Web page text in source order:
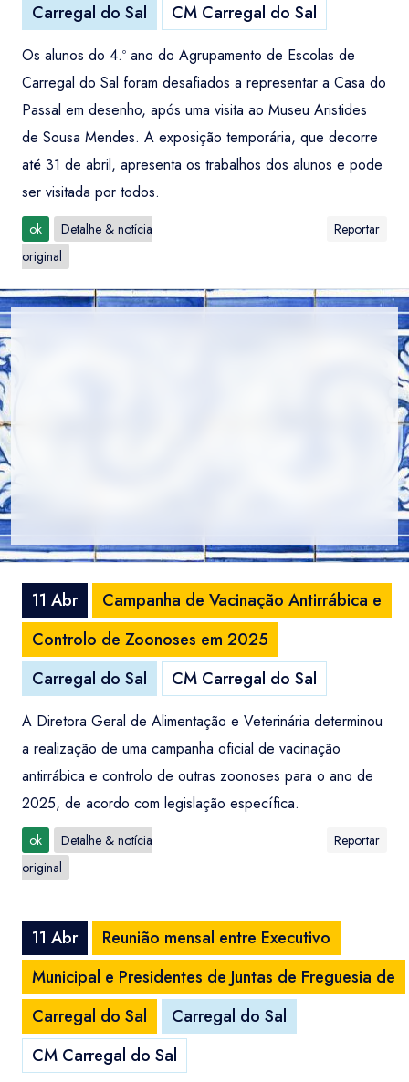
Carregal do Sal
CM Carregal do Sal
Os alunos do 4.º ano do Agrupamento de Escolas de
Carregal do Sal foram desafiados a representar a Casa do
Passal em desenho, após uma visita ao Museu Aristides
de Sousa Mendes. A exposição temporária, que decorre
até 31 de abril, apresenta os trabalhos dos alunos e pode
ser visitada por todos.
ok
Detalhe & notícia
original
Reportar
11 Abr
Campanha de Vacinação Antirrábica e
Controlo de Zoonoses em 2025
Carregal do Sal
CM Carregal do Sal
A Diretora Geral de Alimentação e Veterinária determinou
a realização de uma campanha oficial de vacinação
antirrábica e controlo de outras zoonoses para o ano de
2025, de acordo com legislação específica.
ok
Detalhe & notícia
original
Reportar
11 Abr
Reunião mensal entre Executivo
Municipal e Presidentes de Juntas de Freguesia de
Carregal do Sal
Carregal do Sal
CM Carregal do Sal